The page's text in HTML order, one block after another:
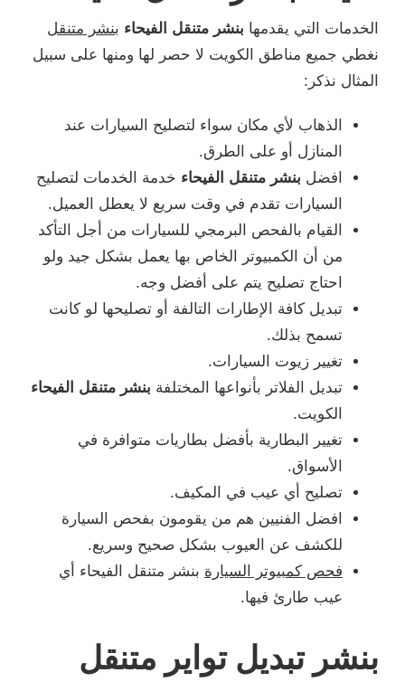
الخدمات التي يقدمها بنشر متنقل الفيحاء بنشر متنقل
نغطي جميع مناطق الكويت لا حصر لها ومنها على سبيل
المثال نذكر:
الذهاب لأي مكان سواء لتصليح السيارات عند
المنازل أو على الطرق.
افضل بنشر متنقل الفيحاء خدمة الخدمات لتصليح
السيارات تقدم في وقت سريع لا يعطل العميل.
القيام بالفحص البرمجي للسيارات من أجل التأكد
من أن الكمبيوتر الخاص بها يعمل بشكل جيد ولو
احتاج تصليح يتم على أفضل وجه.
تبديل كافة الإطارات التالفة أو تصليحها لو كانت
تسمح بذلك.
تغيير زيوت السيارات.
تبديل الفلاتر بأنواعها المختلفة بنشر متنقل الفيحاء
الكويت.
تغيير البطارية بأفضل بطاريات متوافرة في
الأسواق.
تصليح أي عيب في المكيف.
افضل الفنيين هم من يقومون بفحص السيارة
للكشف عن العيوب بشكل صحيح وسريع.
فحص كمبيوتر السيارة بنشر متنقل الفيحاء أي
عيب طارئ فيها.
بنشر تبديل تواير متنقل